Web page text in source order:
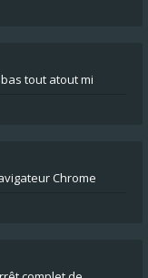
tout atout mi
Chrome